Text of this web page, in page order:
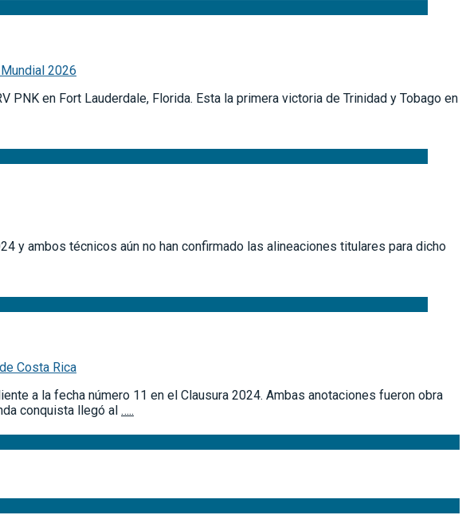
2026
en Fort Lauderdale, Florida. Esta la primera victoria de Trinidad y Tobago en
y ambos técnicos aún no han confirmado las alineaciones titulares para dicho
Costa Rica
a la fecha número 11 en el Clausura 2024. Ambas anotaciones fueron obra
conquista llegó al …..